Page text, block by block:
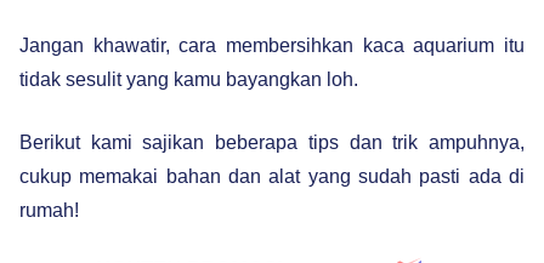
Jangan khawatir, cara membersihkan kaca aquarium itu
tidak sesulit yang kamu bayangkan loh.
Berikut kami sajikan beberapa tips dan trik ampuhnya,
cukup memakai bahan dan alat yang sudah pasti ada di
rumah!